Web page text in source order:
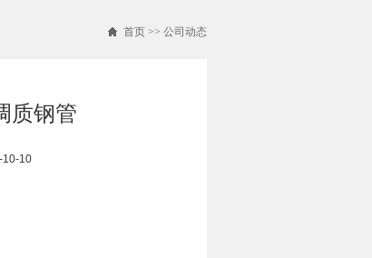
首页 >> 公司动态
质钢管
10-10